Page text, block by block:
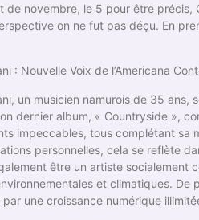
de novembre, le 5 pour être
on ne fut pas déçu. En
: Nouvelle Voix de l’Americana
un musicien namurois de 35 ans,
dernier album, « Countryside »,
impeccables, tous complétant sa
personnelles, cela se reflète
être un artiste socialement
et climatiques. De
une croissance numérique